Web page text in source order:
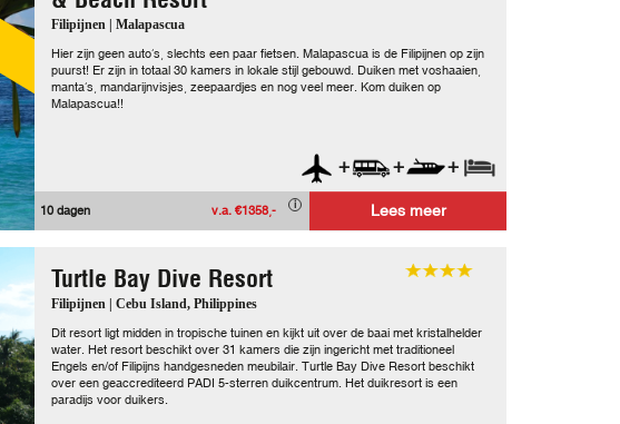
Filipijnen | Malapascua
Hier zijn geen auto’s, slechts een paar fietsen. Malapascua is de Filipijnen op zijn
puurst! Er zijn in totaal 30 kamers in lokale stijl gebouwd. Duiken met voshaaien,
manta’s, mandarijnvisjes, zeepaardjes en nog veel meer. Kom duiken op
Malapascua!!
+ + +
10 dagen v.a. €1358,- Lees meer
Turtle Bay Dive Resort
Filipijnen | Cebu Island, Philippines
Dit resort ligt midden in tropische tuinen en kijkt uit over de baai met kristalhelder
water. Het resort beschikt over 31 kamers die zijn ingericht met traditioneel
Engels en/of Filipijns handgesneden meubilair. Turtle Bay Dive Resort beschikt
over een geaccrediteerd PADI 5-sterren duikcentrum. Het duikresort is een
paradijs voor duikers.